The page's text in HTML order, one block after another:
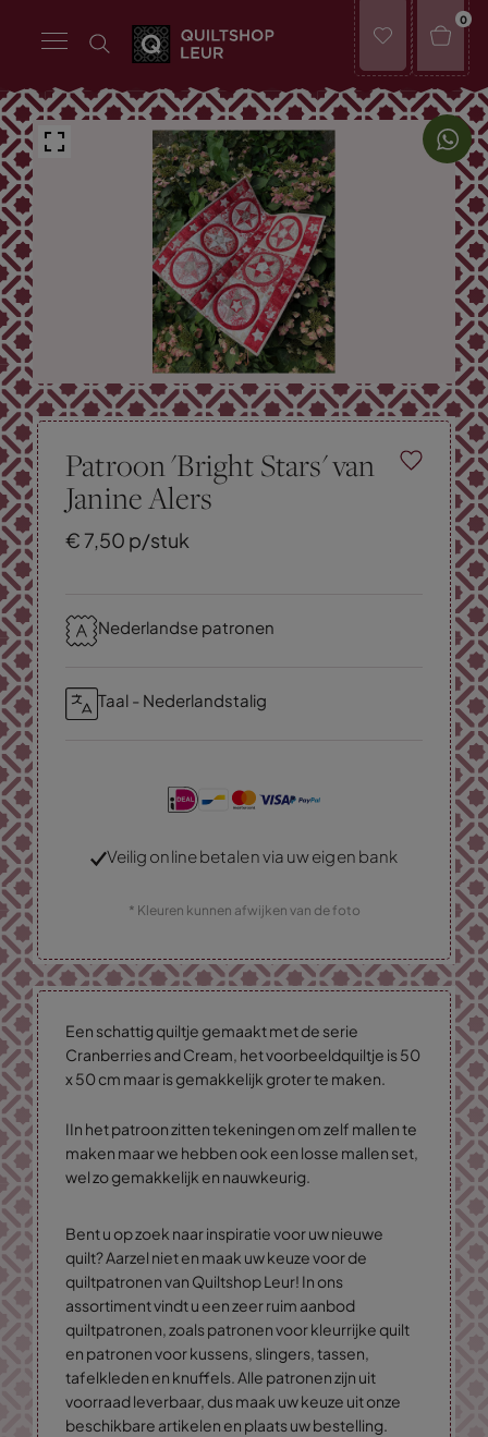
0
Patroon 'Bright Stars' van
Janine Alers
€ 7,50 p/stuk
Nederlandse patronen
Taal - Nederlandstalig
Veilig online betalen via uw eigen bank
* Kleuren kunnen afwijken van de foto
Een schattig quiltje gemaakt met de serie
Cranberries and Cream, het voorbeeldquiltje is 50
x 50 cm maar is gemakkelijk groter te maken.
IIn het patroon zitten tekeningen om zelf mallen te
maken maar we hebben ook een losse mallen set,
wel zo gemakkelijk en nauwkeurig.
Bent u op zoek naar inspiratie voor uw nieuwe
quilt? Aarzel niet en maak uw keuze voor de
quiltpatronen van Quiltshop Leur! In ons
assortiment vindt u een zeer ruim aanbod
quiltpatronen, zoals patronen voor kleurrijke quilt
en patronen voor kussens, slingers, tassen,
tafelkleden en knuffels. Alle patronen zijn uit
voorraad leverbaar, dus maak uw keuze uit onze
beschikbare artikelen en plaats uw bestelling.